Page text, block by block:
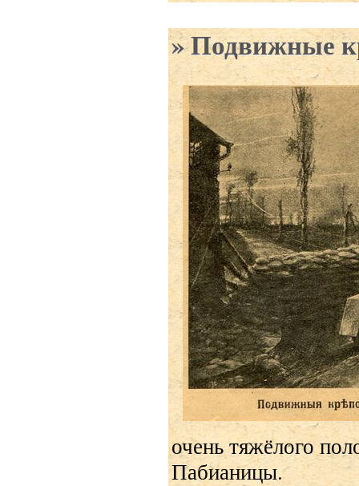
Подвижные
очень тяжёлого
Пабианицы.